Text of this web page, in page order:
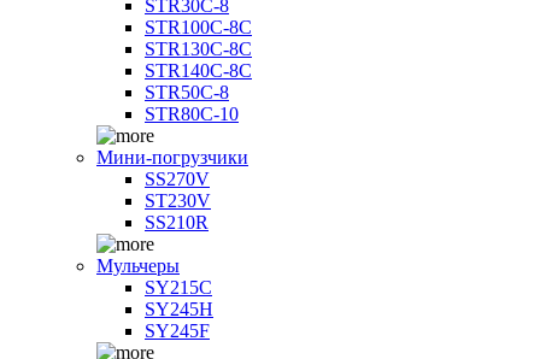
STR30C-8
STR100C-8С
STR130C-8С
STR140C-8С
STR50C-8
STR80C-10
Мини-погрузчики
SS270V
ST230V
SS210R
Мульчеры
SY215C
SY245H
SY245F